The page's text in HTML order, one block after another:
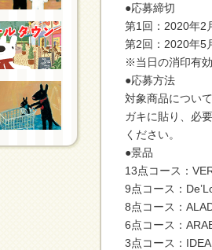
●応募締切
第1回：2020年2
第2回：2020年5
※当日の消印有効
●応募方法
対象商品につい
ガキに貼り、必
ください。
●景品
13点コース：
9点コース：
8点コース：
6点コース：
3点コース：